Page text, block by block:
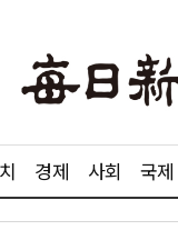
경제 사회 국제